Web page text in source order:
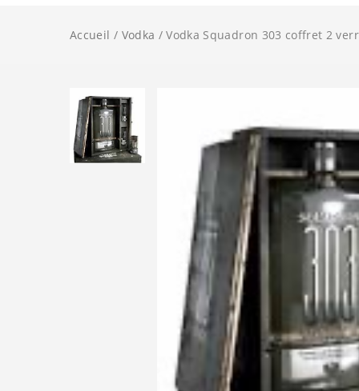
Accueil / Vodka / Vodka Squadron 303 coffret 2